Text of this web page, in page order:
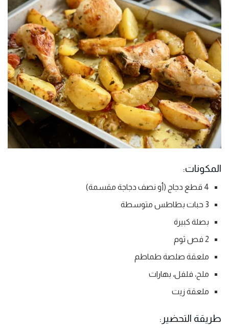
المكونات:
4 قطع دجاج (أو نصف دجاجة مقسمة)
3 حبات بطاطس متوسطة
بصلة كبيرة
2 فص ثوم
ملعقة صلصة طماطم
ملح، فلفل، بهارات
ملعقة زيت
طريقة التحضير: